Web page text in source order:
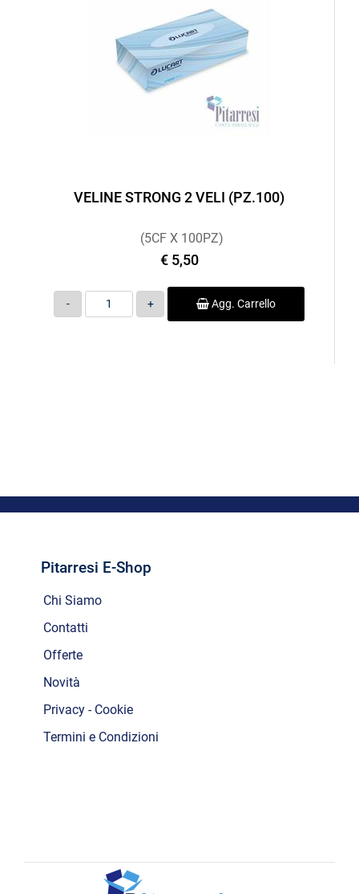
VELINE STRONG 2 VELI (PZ.100)
(5CF X 100PZ)
€ 5,50
Quantità
Agg. Carrello
Pitarresi E-Shop
Chi Siamo
Contatti
Offerte
Novità
Privacy - Cookie
Termini e Condizioni